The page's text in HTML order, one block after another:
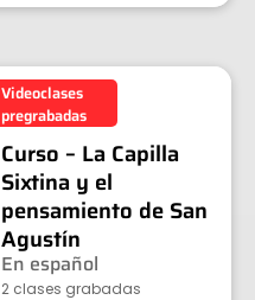
Videoclases
pregrabadas
Curso – La Capilla
Sixtina y el
pensamiento de San
Agustín
En español
2 clases grabadas